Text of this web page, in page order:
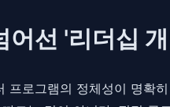
어선 '리더십
로그램의 정체성이 명확